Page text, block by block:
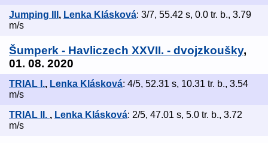
Jumping III , Lenka Klásková: 3/7, 55.42 s, 0.0 tr. b., 3.79
m/s
Šumperk - Havliczech XXVII. - dvojzkoušky,
01. 08. 2020
TRIAL I., Lenka Klásková: 4/5, 52.31 s, 10.31 tr. b., 3.54
m/s
TRIAL II. , Lenka Klásková: 2/5, 47.01 s, 5.0 tr. b., 3.72
m/s